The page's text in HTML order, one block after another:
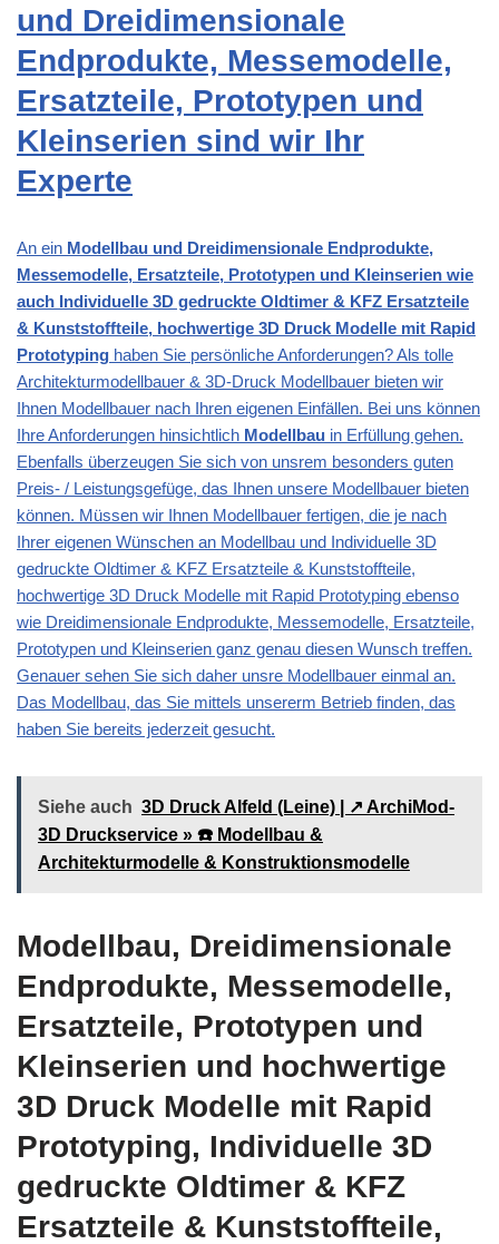
und Dreidimensionale
Endprodukte, Messemodelle,
Ersatzteile, Prototypen und
Kleinserien sind wir Ihr
Experte
An ein Modellbau und Dreidimensionale Endprodukte,
Messemodelle, Ersatzteile, Prototypen und Kleinserien wie
auch Individuelle 3D gedruckte Oldtimer & KFZ Ersatzteile
& Kunststoffteile, hochwertige 3D Druck Modelle mit Rapid
Prototyping haben Sie persönliche Anforderungen? Als tolle
Architekturmodellbauer & 3D-Druck Modellbauer bieten wir
Ihnen Modellbauer nach Ihren eigenen Einfällen. Bei uns können
Ihre Anforderungen hinsichtlich Modellbau in Erfüllung gehen.
Ebenfalls überzeugen Sie sich von unsrem besonders guten
Preis- / Leistungsgefüge, das Ihnen unsere Modellbauer bieten
können. Müssen wir Ihnen Modellbauer fertigen, die je nach
Ihrer eigenen Wünschen an Modellbau und Individuelle 3D
gedruckte Oldtimer & KFZ Ersatzteile & Kunststoffteile,
hochwertige 3D Druck Modelle mit Rapid Prototyping ebenso
wie Dreidimensionale Endprodukte, Messemodelle, Ersatzteile,
Prototypen und Kleinserien ganz genau diesen Wunsch treffen.
Genauer sehen Sie sich daher unsre Modellbauer einmal an.
Das Modellbau, das Sie mittels unsererm Betrieb finden, das
haben Sie bereits jederzeit gesucht.
Siehe auch 3D Druck Alfeld (Leine) | ↗️ ArchiMod-
3D Druckservice » ☎️ Modellbau &
Architekturmodelle & Konstruktionsmodelle
Modellbau, Dreidimensionale
Endprodukte, Messemodelle,
Ersatzteile, Prototypen und
Kleinserien und hochwertige
3D Druck Modelle mit Rapid
Prototyping, Individuelle 3D
gedruckte Oldtimer & KFZ
Ersatzteile & Kunststoffteile,